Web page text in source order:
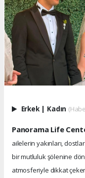
Erkek | Kadın
Panorama Life
ailelerin yakınları,
bir mutluluk şölenine
atmosferiyle dikkat